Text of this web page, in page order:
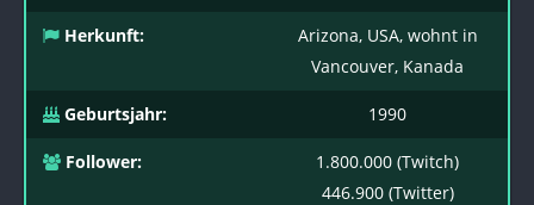
Herkunft:
Arizona, USA, wohnt in
Vancouver, Kanada
Geburtsjahr: 1990
Follower:
1.800.000 (Twitch)
446.900 (Twitter)